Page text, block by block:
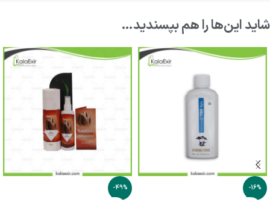
شاید این‌ها را هم بپسندید…
-16%
-49%